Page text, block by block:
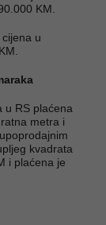
KM.
u
u RS plaćena
metra i
kvadrata
i plaćena je